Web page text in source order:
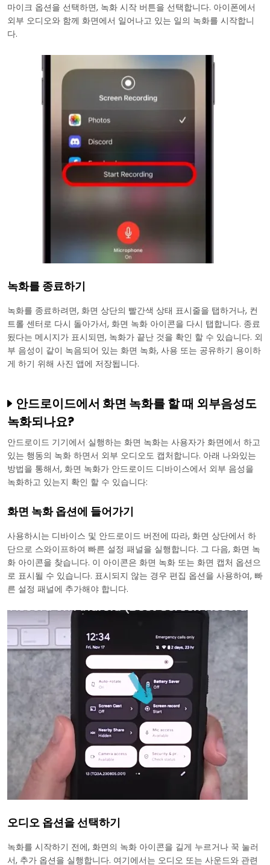
마이크 옵션을 선택하면, 녹화 시작 버튼을 선택합니다. 아이폰에서
외부 오디오와 함께 화면에서 일어나고 있는 일의 녹화를 시작합니
다.
녹화를 종료하기
녹화를 종료하려면, 화면 상단의 빨간색 상태 표시줄을 탭하거나, 컨
트롤 센터로 다시 돌아가서, 화면 녹화 아이콘을 다시 탭합니다. 종료
됬다는 메시지가 표시되면, 녹화가 끝난 것을 확인 할 수 있습니다. 외
부 음성이 같이 녹음되어 있는 화면 녹화, 사용 또는 공유하기 용이하
게 하기 위해 사진 앱에 저장됩니다.
안드로이드에서 화면 녹화를 할 때 외부음성도
녹화되나요?
안드로이드 기기에서 실행하는 화면 녹화는 사용자가 화면에서 하고
있는 행동의 녹화 하면서 외부 오디오도 캡처합니다. 아래 나와있는
방법을 통해서, 화면 녹화가 안드로이드 디바이스에서 외부 음성을
녹화하고 있는지 확인 할 수 있습니다:
화면 녹화 옵션에 들어가기
사용하시는 디바이스 및 안드로이드 버전에 따라, 화면 상단에서 하
단으로 스와이프하여 빠른 설정 패널을 실행합니다. 그 다음, 화면 녹
화 아이콘을 찾습니다. 이 아이콘은 화면 녹화 또는 화면 캡처 옵션으
로 표시될 수 있습니다. 표시되지 않는 경우 편집 옵션을 사용하여, 빠
른 설정 패널에 추가해야 합니다.
오디오 옵션을 선택하기
녹화를 시작하기 전에, 화면의 녹화 아이콘을 길게 누르거나 꾹 눌러
서, 추가 옵션을 실행합니다. 여기에서는 오디오 또는 사운드와 관련